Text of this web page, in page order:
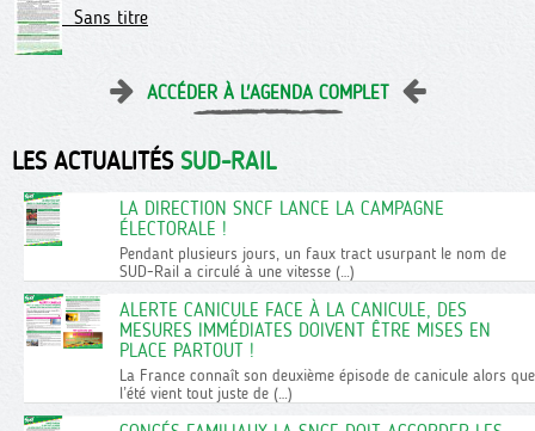
Sans titre
ACCÉDER À L'AGENDA COMPLET
LES ACTUALITÉS SUD-RAIL
LA DIRECTION SNCF LANCE LA CAMPAGNE
ÉLECTORALE !
Pendant plusieurs jours, un faux tract usurpant le nom de
SUD-Rail a circulé à une vitesse (…)
ALERTE CANICULE FACE À LA CANICULE, DES
MESURES IMMÉDIATES DOIVENT ÊTRE MISES EN
PLACE PARTOUT !
La France connaît son deuxième épisode de canicule alors que
l’été vient tout juste de (…)